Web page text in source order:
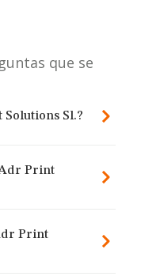
que se
Sl.?
Print
Print